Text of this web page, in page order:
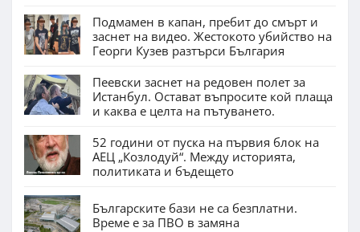
Подмамен в капан, пребит до смърт и
заснет на видео. Жестокото убийство на
Георги Кузев разтърси България
Пеевски заснет на редовен полет за
Истанбул. Остават въпросите кой плаща
и каква е целта на пътуването.
52 години от пуска на първия блок на
АЕЦ „Козлодуй“. Между историята,
политиката и бъдещето
Българските бази не са безплатни.
Време е за ПВО в замяна